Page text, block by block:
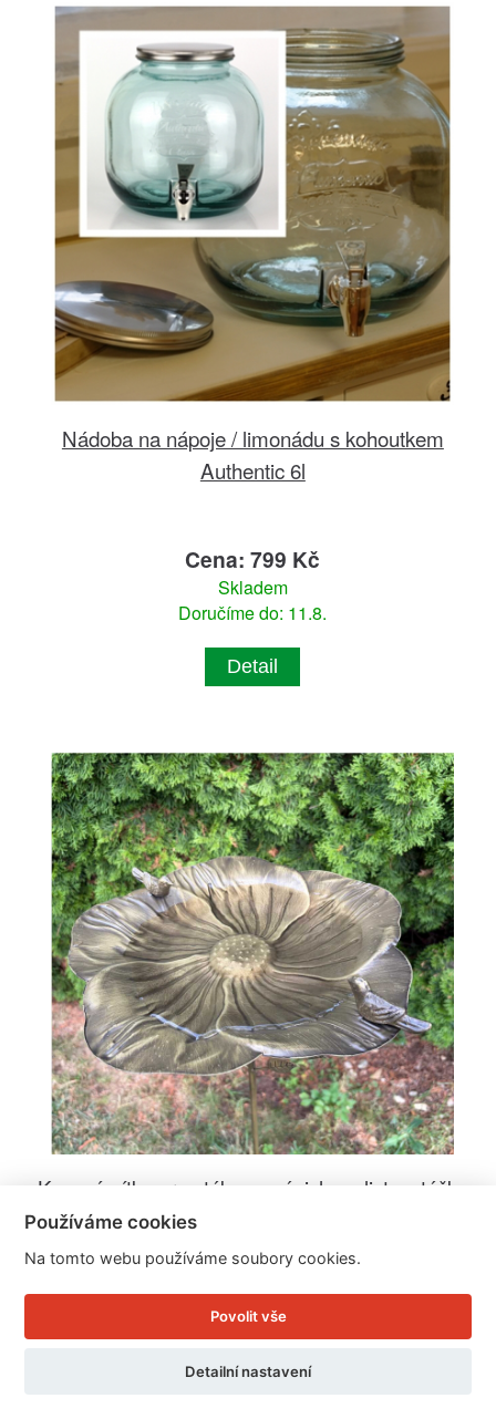
Nádoba na nápoje / limonádu s kohoutkem
Authentic 6l
Cena: 799 Kč
Skladem
Doručíme do: 11.8.
Detail
Kovové pítko pro ptáky se zápichem list s ptáčky
měděné 108 cm
Cena: 499 Kč
Skladem
Doručíme do: 11.8.
Používáme cookies
Na tomto webu používáme soubory cookies.
Povolit vše
Detailní nastavení